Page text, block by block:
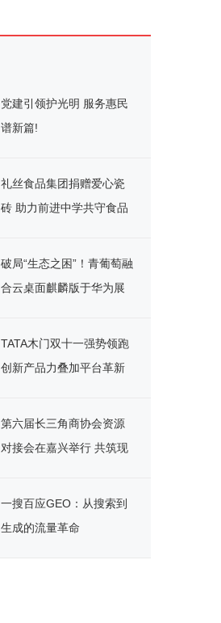
党建引领护光明 服务惠民
谱新篇!
礼丝食品集团捐赠爱心瓷
砖 助力前进中学共守食品
破局“生态之困”！青葡萄融
合云桌面麒麟版于华为展
办公新纪元
TATA木门双十一强势领跑
创新产品力叠加平台革新
第六届长三角商协会资源
对接会在嘉兴举行 共筑现
一搜百应GEO：从搜索到
生成的流量革命